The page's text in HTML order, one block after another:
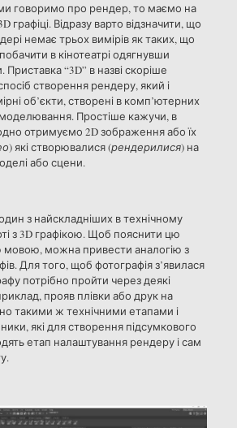
говоримо про рендер, то маємо на
графіці. Відразу варто відзначити, що
немає трьох вимірів як таких, що
в кінотеатрі одягнувши
Приставка “3D” в назві скоріше
створення рендеру, який і
об’єкти, створені в комп’ютерних
Простіше кажучи, в
отримуємо 2D зображення або їх
) які створювалися (рендерилися) на
або сцени.
з найскладніших в технічному
з 3D графікою. Щоб пояснити цю
можна привести аналогію з
Для того, щоб фотографія з’явилася
потрібно пройти через деякі
прояв плівки або друк на
такими ж технічними етапами і
які для створення підсумкового
етап налаштування рендеру і сам